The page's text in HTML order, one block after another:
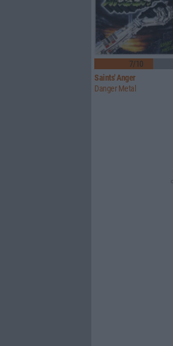
7/10
Saints' Anger
Danger Metal